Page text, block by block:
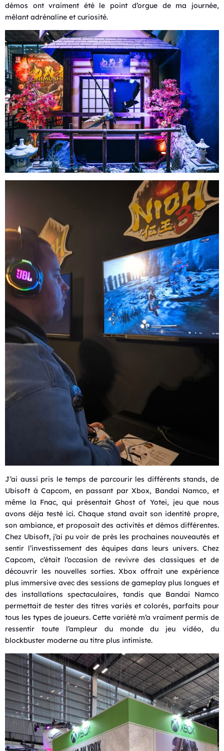
démos ont vraiment été le point d’orgue de ma journée,
mêlant adrénaline et curiosité.
J’ai aussi pris le temps de parcourir les différents stands, de
Ubisoft à Capcom, en passant par Xbox, Bandai Namco, et
même la Fnac, qui présentait Ghost of Yotei, jeu que nous
avons déja testé ici. Chaque stand avait son identité propre,
son ambiance, et proposait des activités et démos différentes.
Chez Ubisoft, j’ai pu voir de près les prochaines nouveautés et
sentir l’investissement des équipes dans leurs univers. Chez
Capcom, c’était l’occasion de revivre des classiques et de
découvrir les nouvelles sorties. Xbox offrait une expérience
plus immersive avec des sessions de gameplay plus longues et
des installations spectaculaires, tandis que Bandai Namco
permettait de tester des titres variés et colorés, parfaits pour
tous les types de joueurs. Cette variété m’a vraiment permis de
ressentir toute l’ampleur du monde du jeu vidéo, du
blockbuster moderne au titre plus intimiste.